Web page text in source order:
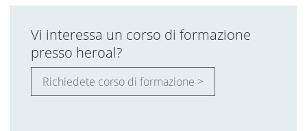
Vi interessa un corso di formazione
presso heroal?
Richiedete corso di formazione >